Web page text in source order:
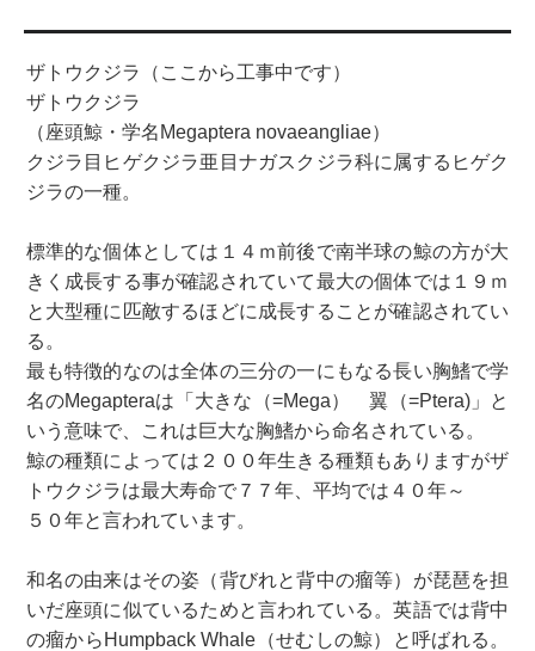
ザトウクジラ（ここから工事中です）
ザトウクジラ
（座頭鯨・学名Megaptera novaeangliae）
クジラ目ヒゲクジラ亜目ナガスクジラ科に属するヒゲク
ジラの一種。
標準的な個体としては１４ｍ前後で南半球の鯨の方が大
きく成長する事が確認されていて最大の個体では１９ｍ
と大型種に匹敵するほどに成長することが確認されてい
る。
最も特徴的なのは全体の三分の一にもなる長い胸鰭で学
名のMegapteraは「大きな（=Mega） 翼（=Ptera)」と
いう意味で、これは巨大な胸鰭から命名されている。
鯨の種類によっては２００年生きる種類もありますがザ
トウクジラは最大寿命で７７年、平均では４０年～
５０年と言われています。
和名の由来はその姿（背びれと背中の瘤等）が琵琶を担
いだ座頭に似ているためと言われている。英語では背中
の瘤からHumpback Whale（せむしの鯨）と呼ばれる。